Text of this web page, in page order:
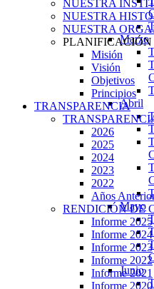
Marzo
Abril
Mayo
Junio
NUESTRA
NUESTRA
NUESTRA
PLANIFICACIÓN
Misión
Visión
Objetivos
Principios
TRANSPARENCIA
2026
2025
2024
2023
2022
Años
RENDICIÓN DE
Informe 2025
Informe 2024
Informe 2023
Informe 2022
Informe 2021
Informe 2020